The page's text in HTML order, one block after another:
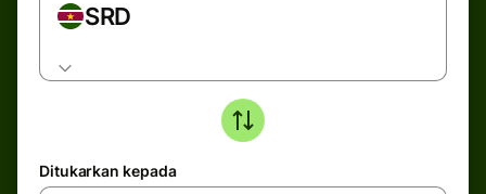
SRD
Ditukarkan kepada